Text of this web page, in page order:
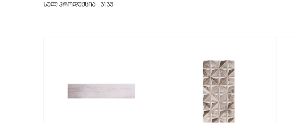
სულ პროდუქცია 3133